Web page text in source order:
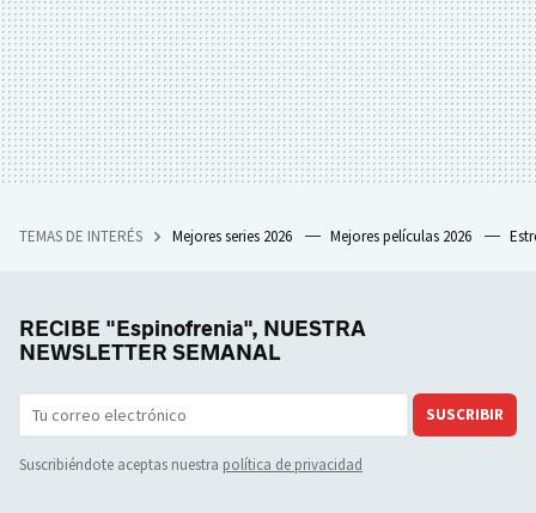
TEMAS DE INTERÉS Mejores series 2026 Mejores películas 2026
RECIBE "Espinofrenia", NUESTRA
NEWSLETTER SEMANAL
SUSCRIBIR
Suscribiéndote aceptas nuestra política de privacidad